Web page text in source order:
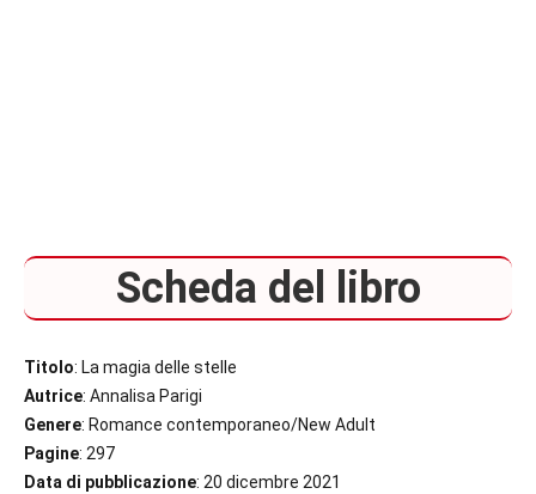
Scheda del libro
Titolo: La magia delle stelle
Autrice: Annalisa Parigi
Genere: Romance contemporaneo/New Adult
Pagine: 297
Data di pubblicazione: 20 dicembre 2021